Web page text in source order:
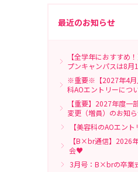
最近のお知らせ
【全学年におすすめ
プンキャンパスは8月
※重要※【2027年4月
科AOエントリーにつ
【重要】2027年度一
変更（増員）のお知
【美容科のAOエント
【B×br通信】2026
会♥
3月号：B×brの卒業